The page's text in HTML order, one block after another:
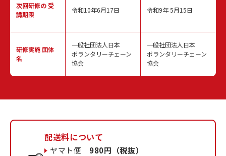
次回研修の受
講期限
研修実施 団体
名
令和10年6月17日
一般社団法人日本
ボランタリーチェーン
協会
令和9年 5月15日
一般社団法人日本
ボランタリーチェーン
協会
配送料について
ヤマト便 980円（税抜）